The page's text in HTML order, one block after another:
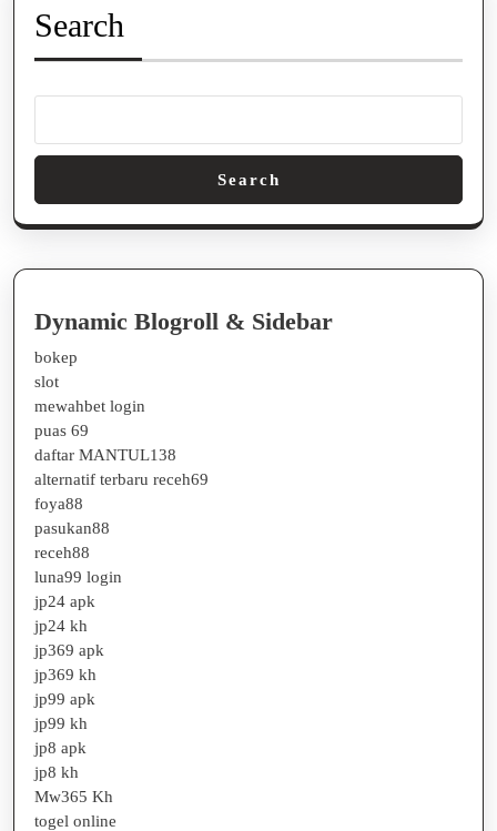
마
·
유
·
가
케
의
구
선
Search
Search
Dynamic Blogroll & Sidebar
bokep
slot
mewahbet login
puas 69
daftar MANTUL138
alternatif terbaru receh69
foya88
pasukan88
receh88
luna99 login
jp24 apk
jp24 kh
jp369 apk
jp369 kh
jp99 apk
jp99 kh
jp8 apk
jp8 kh
Mw365 Kh
togel online